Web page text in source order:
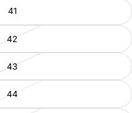
41
42
43
44